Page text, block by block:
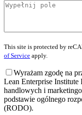
This site is protected by
of Service apply.
Wyrażam zgodę na
Lean Enterprise
handlowych i
podstawie ogólnego
(RODO).